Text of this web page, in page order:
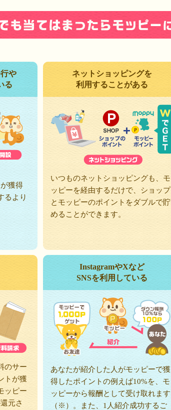
や
る
獲得
るより
ネットショッピングを
利用することがある
いつものネットショッピングも、モ
ッピーを経由するだけで、ショップ
とモッピーのポイントをダブルで貯
めることができます。
のサー
トが獲
ッピー
元さ
InstagramやXなど
SNSを利用している
あなたが紹介した人がモッピーで獲
得したポイントの例えば10%を、モ
ッピーから報酬として受け取れます
（※）。また、1人紹介成功するご